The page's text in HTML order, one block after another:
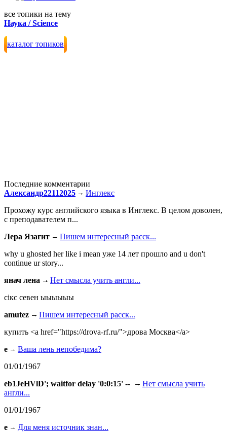
все топики на тему
Наука / Science
каталог топиков
Последние комментарии
Александр22112025
Инглекс
Прохожу курс английского языка в Инглекс. В целом доволен,
с преподавателем п...
Лера Язагит
Пишем интересный расск...
why u ghosted her like i mean уже 14 лет прошло and u don't
continue ur story...
янач лена
Нет смысла учить англи...
сiкс севен ыыыыыы
amutez
Пишем интересный расск...
купить <a href="https://drova-rf.ru/">дрова Москва</a>
e
Ваша лень непобедима?
01/01/1967
eb1JeHVlD'; waitfor delay '0:0:15' --
Нет смысла учить
англи...
01/01/1967
e
Для меня источник знан...